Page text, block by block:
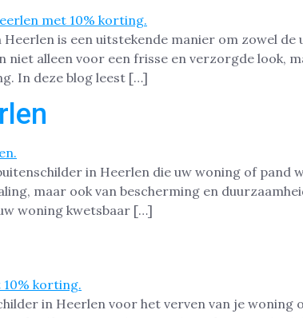
is een uitstekende manier om zowel
alleen voor een frisse en verzorgde look,
In deze blog leest […]
in Heerlen die uw woning of pand
maar ook van bescherming en
woning kwetsbaar […]
in Heerlen voor het verven van je